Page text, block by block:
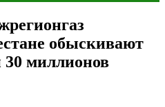
обыскивают
миллионов